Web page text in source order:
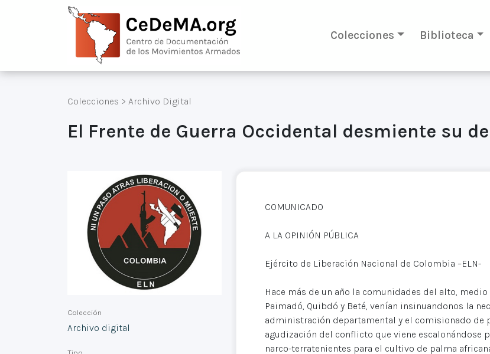
Colecciones Biblioteca
Colecciones > Archivo Digital
El Frente de Guerra Occidental desmiente su
Colección
Archivo digital
COMUNICADO
A LA OPINIÓN PÚBLICA
Ejército de Liberación Nacional de Colombia –ELN-
Hace más de un año la comunidades del alto,
Paimadó, Quibdó y Beté, venían insinuandonos la
administración departamental y el comisionado de
agudización del conflicto que viene
narco-terratenientes para el cultivo de palma